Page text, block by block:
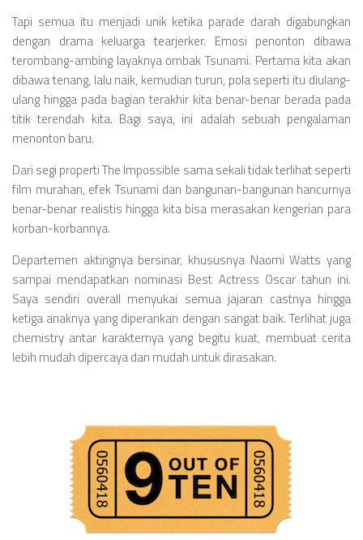
Tapi semua itu menjadi unik ketika parade darah digabungkan
dengan drama keluarga tearjerker. Emosi penonton dibawa
terombang-ambing layaknya ombak Tsunami. Pertama kita akan
dibawa tenang, lalu naik, kemudian turun, pola seperti itu diulang-
ulang hingga pada bagian terakhir kita benar-benar berada pada
titik terendah kita. Bagi saya, ini adalah sebuah pengalaman
menonton baru.
Dari segi properti The Impossible sama sekali tidak terlihat seperti
film murahan, efek Tsunami dan bangunan-bangunan hancurnya
benar-benar realistis hingga kita bisa merasakan kengerian para
korban-korbannya.
Departemen aktingnya bersinar, khususnya Naomi Watts yang
sampai mendapatkan nominasi Best Actress Oscar tahun ini.
Saya sendiri overall menyukai semua jajaran castnya hingga
ketiga anaknya yang diperankan dengan sangat baik. Terlihat juga
chemistry antar karakternya yang begitu kuat, membuat cerita
lebih mudah dipercaya dan mudah untuk dirasakan.